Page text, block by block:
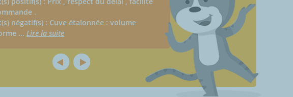
.
négatif(s) : Cuve étalonnée : volume
... Lire la suite